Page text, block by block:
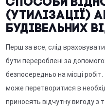
Способи
(утилізації)
будівельних
Перш за все, слід
бути перероблені за
безпосередньо на місці
може перетворитися в
приносять відчутну вигоду з